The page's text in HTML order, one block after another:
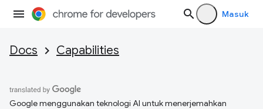
Masuk
Docs Capabilities
Google menggunakan teknologi AI untuk menerjemahkan